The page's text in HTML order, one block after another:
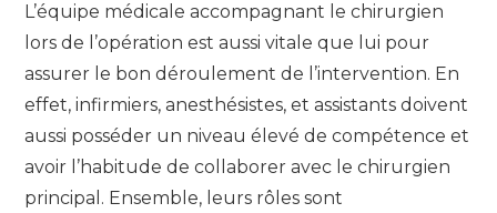
L’équipe médicale accompagnant le chirurgien
lors de l’opération est aussi vitale que lui pour
assurer le bon déroulement de l’intervention. En
effet, infirmiers, anesthésistes, et assistants doivent
aussi posséder un niveau élevé de compétence et
avoir l’habitude de collaborer avec le chirurgien
principal. Ensemble, leurs rôles sont